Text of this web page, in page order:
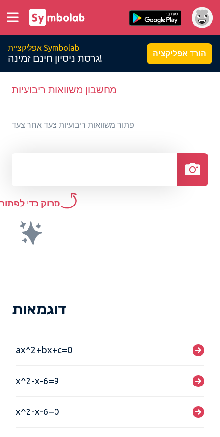
אפליקציית Symbolab
גרסת ניסיון חינם זמינה! הורד אפליקציה
מחשבון משוואות ריבועיות
פתור משוואות ריבועיות צעד אחר צעד
סרוק כדי לפתור
דוגמאות
ax^2+bx+c=0
x^2-x-6=9
x^2-x-6=0